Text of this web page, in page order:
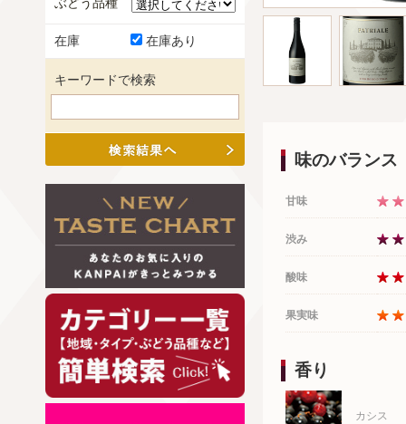
味のバランス
甘味
渋み
酸味
果実味
香り
カシス
ぶどう品種
在庫 在庫あり
キーワードで検索